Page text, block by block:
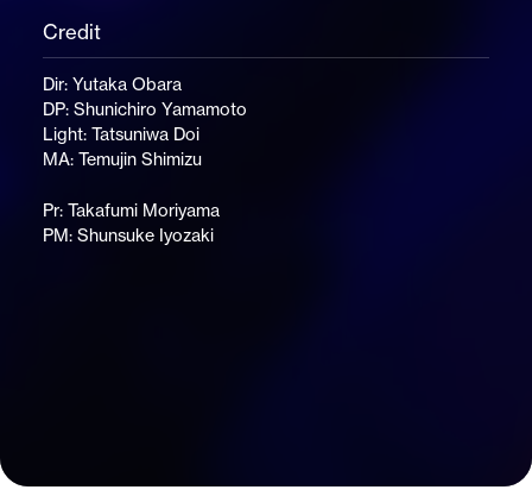
Credit
Dir: Yutaka Obara
DP: Shunichiro Yamamoto
Light: Tatsuniwa Doi
MA: Temujin Shimizu
Pr: Takafumi Moriyama
PM: Shunsuke Iyozaki